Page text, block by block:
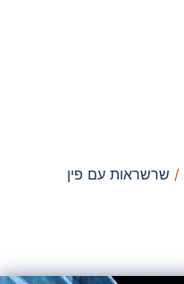
/ שרשראות עם פין